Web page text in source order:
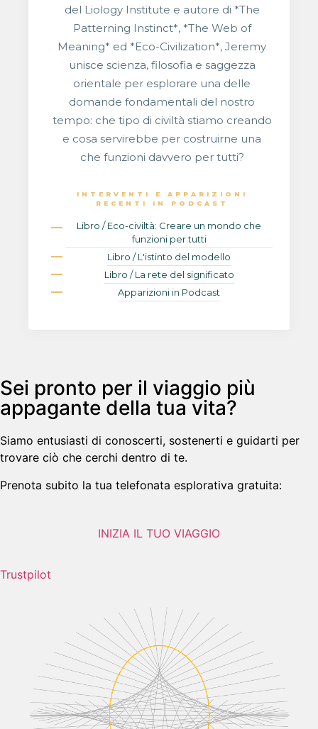
del Liology Institute e autore di *The
Patterning Instinct*, *The Web of
Meaning* ed *Eco-Civilization*, Jeremy
unisce scienza, filosofia e saggezza
orientale per esplorare una delle
domande fondamentali del nostro
tempo: che tipo di civiltà stiamo creando
e cosa servirebbe per costruirne una
che funzioni davvero per tutti?
INTERVENTI E APPARIZIONI
RECENTI IN PODCAST
Libro / Eco-civiltà: Creare un mondo che
funzioni per tutti
Libro / L'istinto del modello
Libro / La rete del significato
Apparizioni in Podcast
Sei pronto per il viaggio più
appagante della tua vita?
Siamo entusiasti di conoscerti, sostenerti e guidarti per
trovare ciò che cerchi dentro di te.
Prenota subito la tua telefonata esplorativa gratuita:
INIZIA IL TUO VIAGGIO
Trustpilot